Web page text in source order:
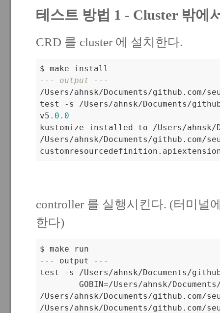
테스트 방법 1 - Cluster 밖에
CRD 를 cluster 에 설치한다.
--- output ---
/Users/ahnsk/Documents/github.com/
test -s /Users/ahnsk/Documents/
v5 .0 .0
kustomize installed to /Users/ahnsk/
/Users/ahnsk/Documents/github.com/
controller 를 실행시킨다. (터미널
한다)
$ make run
--- output ---
test -s /Users/ahnsk/Documents/
GOBIN=/Users/ahnsk/
/Users/ahnsk/Documents/github.com/
/Users/ahnsk/Documents/github.com/